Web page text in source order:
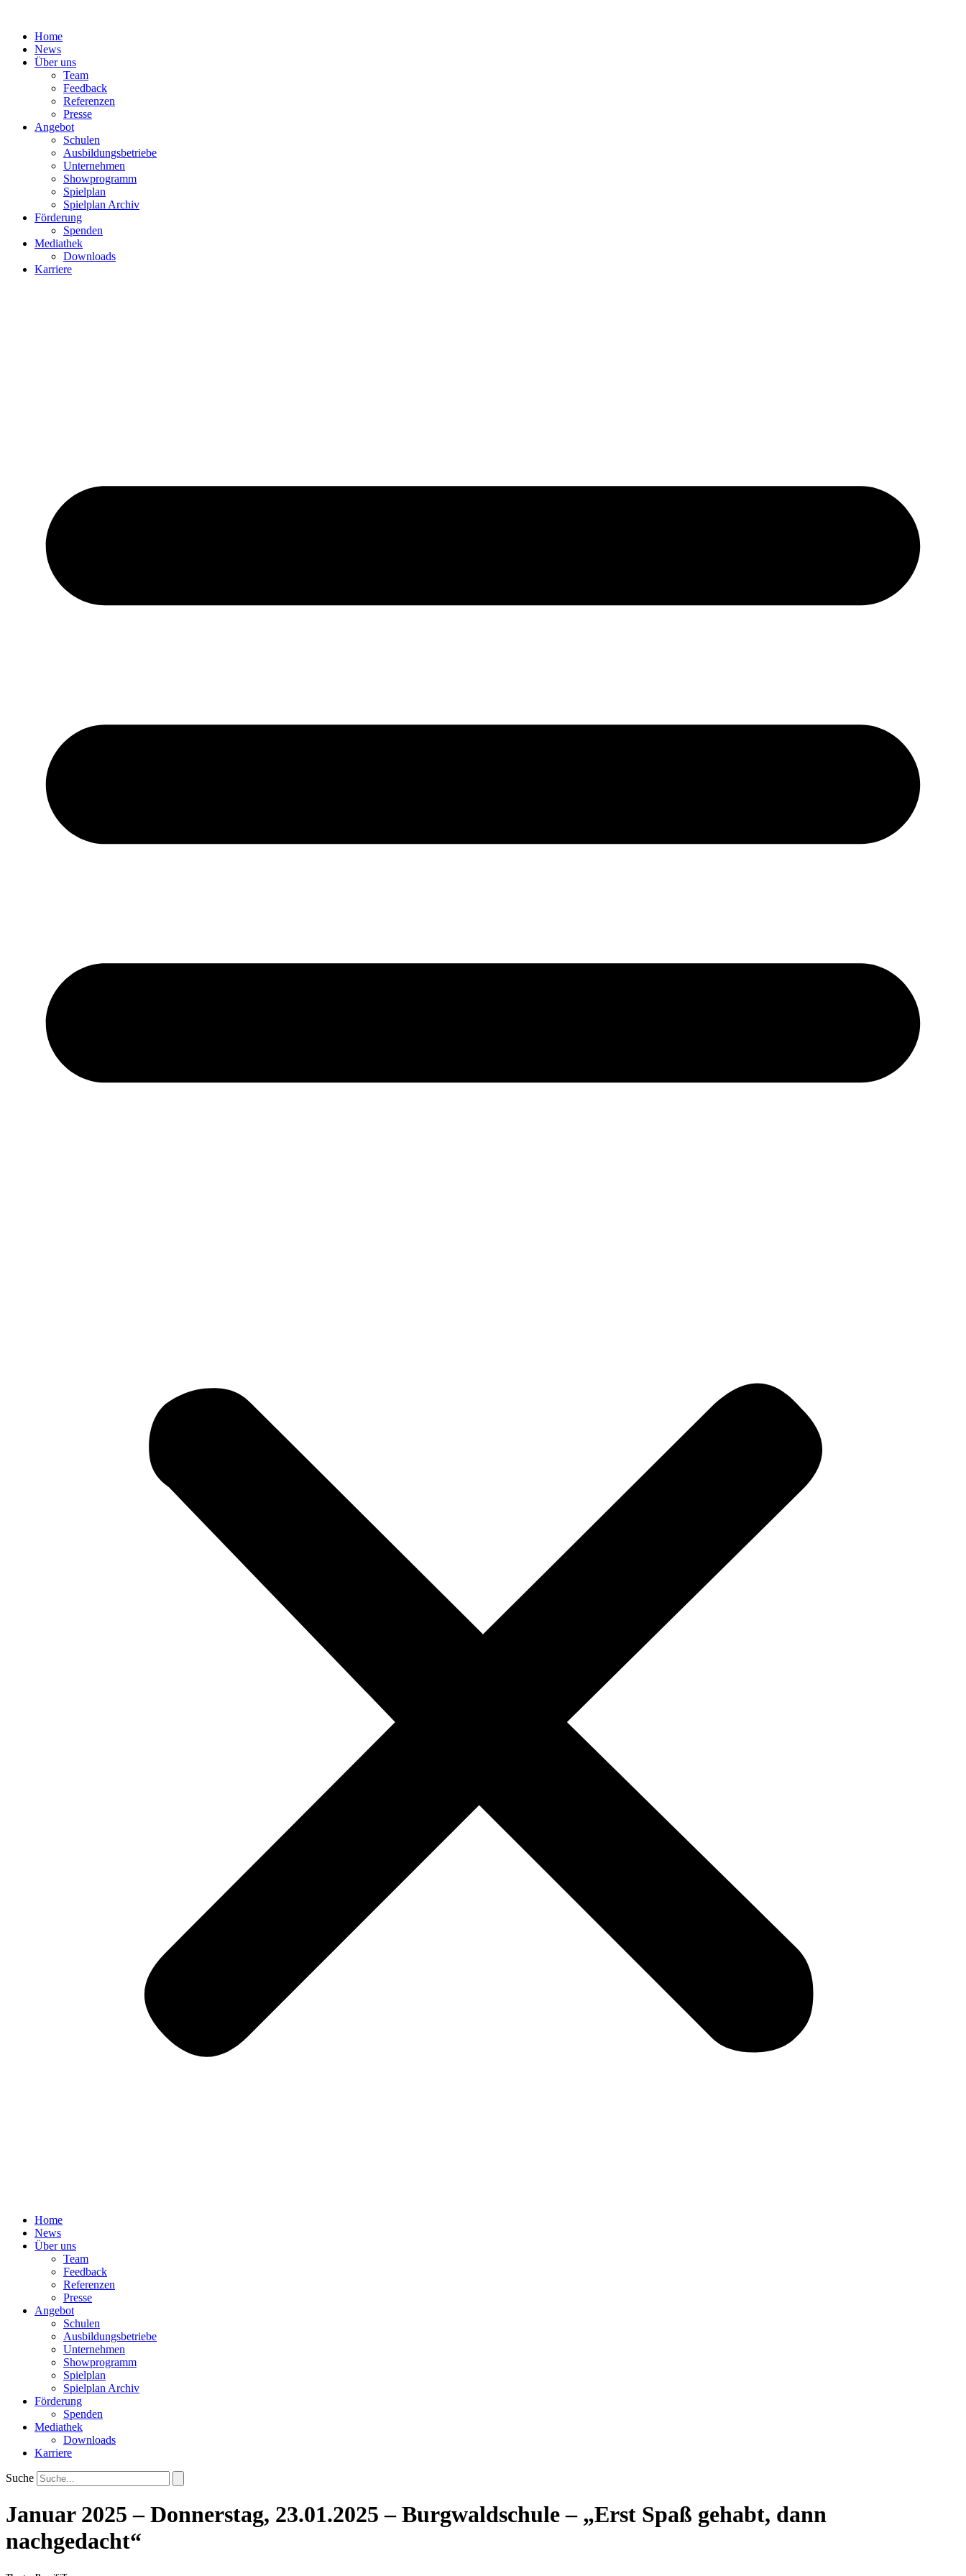
springenHome
News
Über uns
Team
Feedback
Referenzen
Presse
Angebot
Schulen
Ausbildungsbetriebe
Unternehmen
Showprogramm
Spielplan
Spielplan Archiv
Förderung
Spenden
Mediathek
Downloads
Karriere
Home
News
Über uns
Team
Feedback
Referenzen
Presse
Angebot
Schulen
Ausbildungsbetriebe
Unternehmen
Showprogramm
Spielplan
Spielplan Archiv
Förderung
Spenden
Mediathek
Downloads
Karriere
Suche
Januar 2025 – Donnerstag, 23.01.2025 – Burgwaldschule – „Erst Spaß gehabt, dann
nachgedacht“